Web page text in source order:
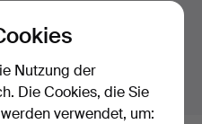
Teilen von Begriffen.
wir auch
Nutzung der
Die Cookies, die Sie
verwendet, um: